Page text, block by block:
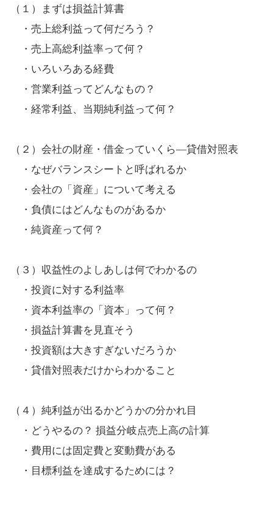
（１）まずは損益計算書
・売上総利益って何だろう？
・売上高総利益率って何？
・いろいろある経費
・営業利益ってどんなもの？
・経常利益、当期純利益って何？
（２）会社の財産・借金っていくら―貸借対照表
・なぜバランスシートと呼ばれるか
・会社の「資産」について考える
・負債にはどんなものがあるか
・純資産って何？
（３）収益性のよしあしは何でわかるの
・投資に対する利益率
・資本利益率の「資本」って何？
・損益計算書を見直そう
・投資額は大きすぎないだろうか
・貸借対照表だけからわかること
（４）純利益が出るかどうかの分かれ目
・どうやるの？ 損益分岐点売上高の計算
・費用には固定費と変動費がある
・目標利益を達成するためには？